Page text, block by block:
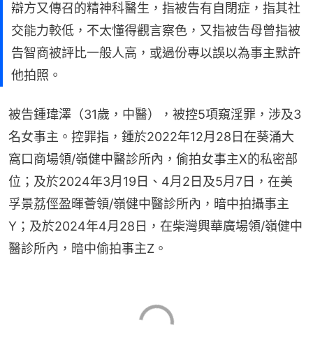
辯方又傳召的精神科醫生，指被告有自閉症，指其社
交能力較低，不太懂得觀言察色，又指被告母曾指被
告智商被評比一般人高，或過份專以誤以為事主默許
他拍照。
被告鍾瑋澤（31歲，中醫），被控5項窺淫罪，涉及3
名女事主。控罪指，鍾於2022年12月28日在葵涌大
窩口商場領/嶺健中醫診所內，偷拍女事主X的私密部
位；及於2024年3月19日、4月2日及5月7日，在美
孚景荔俓盈暉薈領/嶺健中醫診所內，暗中拍攝事主
Y；及於2024年4月28日，在柴灣興華廣場領/嶺健中
醫診所內，暗中偷拍事主Z。